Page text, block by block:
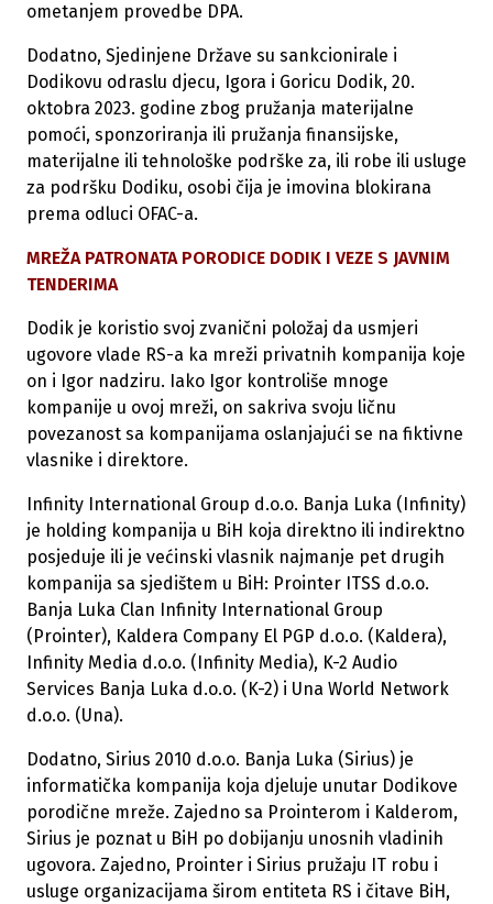
ometanjem provedbe DPA.
Dodatno, Sjedinjene Države su sankcionirale i
Dodikovu odraslu djecu, Igora i Goricu Dodik, 20.
oktobra 2023. godine zbog pružanja materijalne
pomoći, sponzoriranja ili pružanja finansijske,
materijalne ili tehnološke podrške za, ili robe ili usluge
za podršku Dodiku, osobi čija je imovina blokirana
prema odluci OFAC-a.
MREŽA PATRONATA PORODICE DODIK I VEZE S JAVNIM
TENDERIMA
Dodik je koristio svoj zvanični položaj da usmjeri
ugovore vlade RS-a ka mreži privatnih kompanija koje
on i Igor nadziru. Iako Igor kontroliše mnoge
kompanije u ovoj mreži, on sakriva svoju ličnu
povezanost sa kompanijama oslanjajući se na fiktivne
vlasnike i direktore.
Infinity International Group d.o.o. Banja Luka (Infinity)
je holding kompanija u BiH koja direktno ili indirektno
posjeduje ili je većinski vlasnik najmanje pet drugih
kompanija sa sjedištem u BiH: Prointer ITSS d.o.o.
Banja Luka Clan Infinity International Group
(Prointer), Kaldera Company El PGP d.o.o. (Kaldera),
Infinity Media d.o.o. (Infinity Media), K-2 Audio
Services Banja Luka d.o.o. (K-2) i Una World Network
d.o.o. (Una).
Dodatno, Sirius 2010 d.o.o. Banja Luka (Sirius) je
informatička kompanija koja djeluje unutar Dodikove
porodične mreže. Zajedno sa Prointerom i Kalderom,
Sirius je poznat u BiH po dobijanju unosnih vladinih
ugovora. Zajedno, Prointer i Sirius pružaju IT robu i
usluge organizacijama širom entiteta RS i čitave BiH,